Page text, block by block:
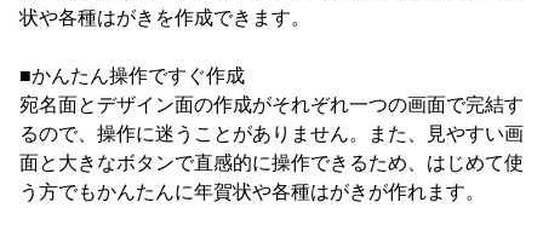
状や各種はがきを作成できます。
■かんたん操作ですぐ作成
宛名面とデザイン面の作成がそれぞれ一つの画面で完結す
るので、操作に迷うことがありません。また、見やすい画
面と大きなボタンで直感的に操作できるため、はじめて使
う方でもかんたんに年賀状や各種はがきが作れます。